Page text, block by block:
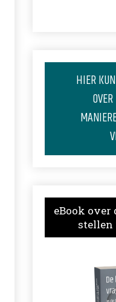
HIER
eBook